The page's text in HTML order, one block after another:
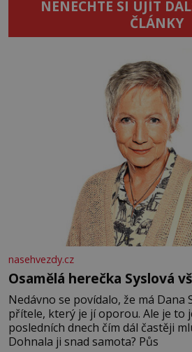
NENECHTE SI UJÍT
ČLÁNKY
nasehvezdy.cz
Osamělá herečka Syslová
Nedávno se povídalo, že má Dana
přítele, který je jí oporou. Ale je to
posledních dnech čím dál častěji
Dohnala ji snad samota? Půs